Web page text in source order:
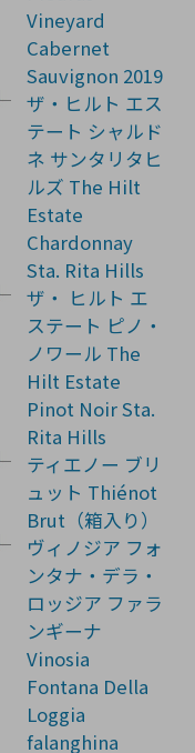
Vineyard
Cabernet
Sauvignon 2019
ザ・ヒルト エス
テート シャルド
ネ サンタリタヒ
ルズ The Hilt
Estate
Chardonnay
Sta. Rita Hills
ザ・ ヒルト エ
ステート ピノ・
ノワール The
Hilt Estate
Pinot Noir Sta.
Rita Hills
ティエノー ブリ
ュット Thiénot
Brut（箱入り）
ヴィノジア フォ
ンタナ・デラ・
ロッジア ファラ
ンギーナ
Vinosia
Fontana Della
Loggia
falanghina